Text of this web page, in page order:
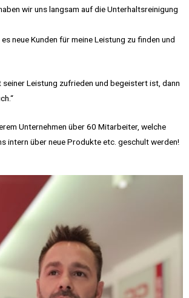
wir uns langsam auf die Unterhaltsreinigung
neue Kunden für meine Leistung zu finden und
seiner Leistung zufrieden und begeistert ist, dann
Unternehmen über 60 Mitarbeiter, welche
intern über neue Produkte etc. geschult werden!